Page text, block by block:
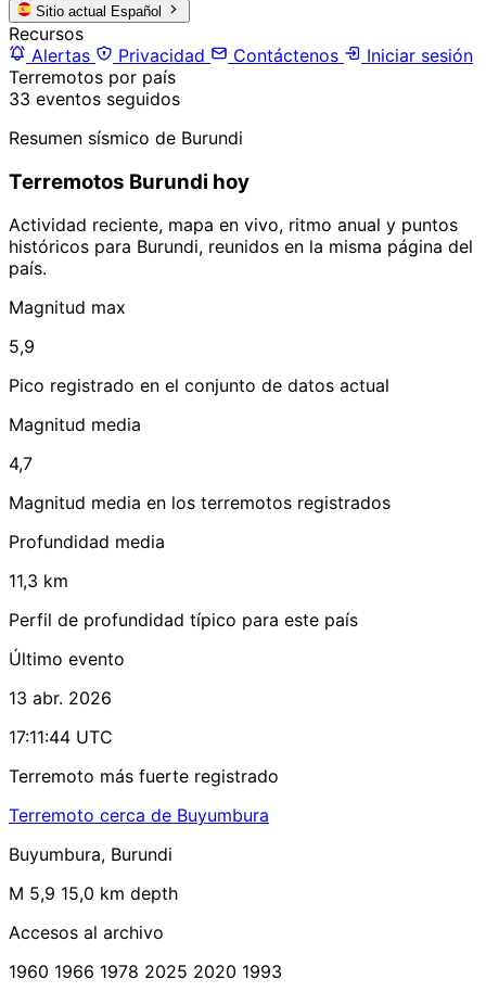
Sitio actual Español
Recursos
Alertas
Privacidad Contáctenos
Iniciar sesión
Terremotos por país
33 eventos seguidos
Resumen sísmico de Burundi
Terremotos Burundi hoy
Actividad reciente, mapa en vivo, ritmo anual y puntos
históricos para Burundi, reunidos en la misma página del
país.
Magnitud max
5,9
Pico registrado en el conjunto de datos actual
Magnitud media
4,7
Magnitud media en los terremotos registrados
Profundidad media
11,3 km
Perfil de profundidad típico para este país
Último evento
13 abr. 2026
17:11:44 UTC
Terremoto más fuerte registrado
Terremoto cerca de Buyumbura
Buyumbura, Burundi
M 5,9 15,0 km depth
Accesos al archivo
1960 1966 1978 2025 2020 1993